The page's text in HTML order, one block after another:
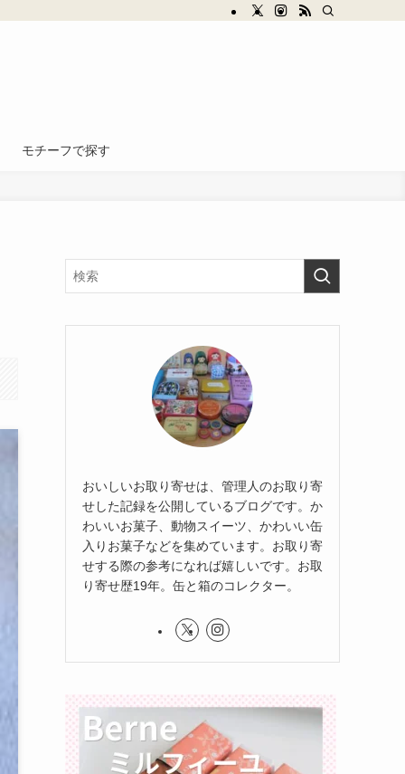
モチーフで探す
おいしいお取り寄せは、管理人のお取り寄
せした記録を公開しているブログです。か
わいいお菓子、動物スイーツ、かわいい缶
入りお菓子などを集めています。お取り寄
せする際の参考になれば嬉しいです。お取
り寄せ歴19年。缶と箱のコレクター。